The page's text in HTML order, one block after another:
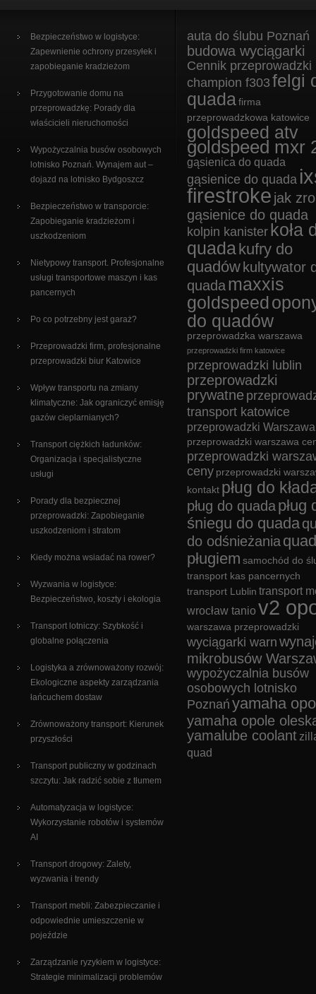
Bezpieczeństwo w logistyce:
Zapewnienie ochrony przesyłek i
zapobieganie kradzieżom
Przygotowanie domu na
przeprowadzkę: Porady dla
właścicieli nieruchomości
Wypożyczalnia busów osobowych
lotnisko Poznań. Wynajem aut –
dojazd na lotnisko Bydgoszcz
Bezpieczeństwo w transporcie:
Zapobieganie kradzieżom i
uszkodzeniom
Nietypowy transport. Profesjonalne
usługi transportowe maszyn i kas
pancernych
Po co potrzebny jest garaż?
Przeprowadzki firm, profesjonalne
przeprowadzki biur Katowice
Wpływ transportu na zmiany
klimatyczne: Jak ograniczyć emisję
gazów cieplarnianych?
Transport ciężkich ładunków:
Organizacja i specjalistyczne
usługi
Porady dla bezpiecznej
przeprowadzki: Zapobieganie
uszkodzeniom i stratom
Kiedy można wsiadać na rower?
Wyzwania w logistyce:
Bezpieczeństwo, koszty i ekologia
Transport lotniczy: Szybkość i
globalne połączenia
Logistyka a zrównoważony rozwój:
Ekologiczne aspekty zarządzania
łańcuchem dostaw
Zrównoważony transport: Kierunek
przyszłości
Transport publiczny w godzinach
szczytu: Jak radzić sobie z tłumem
Automatyzacja w logistyce:
Wykorzystanie robotów i systemów
AI
Transport drogowy: Zalety,
wyzwania i trendy
Transport mebli: Zabezpieczanie i
odpowiednie umieszczenie w
pojeździe
Zarządzanie ryzykiem w logistyce:
Strategie minimalizacji problemów
auta do ślubu Poznań
budowa wyciągarki
Cennik przeprowadzki
champion f303 felgi
quada firma
przeprowadzkowa katowice
goldspeed atv
goldspeed mxr
gąsienica do quada
gąsienice do quada
firestroke jak
gąsienice do quada
kolpin kanister koła
quada kufry do
quadów kultywator
quada maxxis
goldspeed
do quadów
przeprowadzka warszawa
przeprowadzki firm katowice
przeprowadzki lublin
przeprowadzki
prywatne
transport katowice
przeprowadzki Warszawa
przeprowadzki warszawa
przeprowadzki
ceny przeprowadzki
kontakt pług do
pług do quada pług
śniegu do quada
do odśnieżania
pługiem samochód do
transport kas pancernych
transport Lublin transport
wrocław tanio v2
warszawa przeprowadzki
wyciągarki warn
mikrobusów
wypożyczalnia busów
osobowych lotnisko
Poznań yamaha
yamaha opole
yamalube coolant
quad